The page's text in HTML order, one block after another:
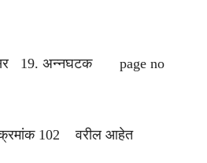
19. अन्नघटक page no
102 वरील आहेत